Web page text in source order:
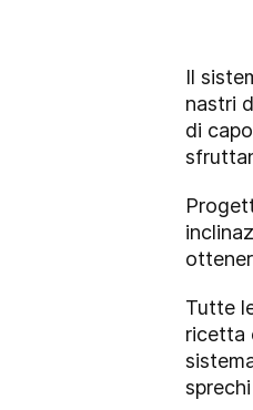
Il
nastri
di
Tutte
ricetta